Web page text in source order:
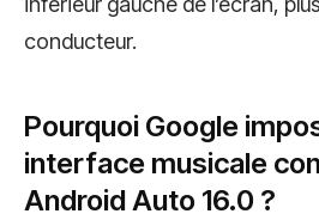
conducteur.
Pourquoi Google
interface musicale
Android Auto 16.0 ?